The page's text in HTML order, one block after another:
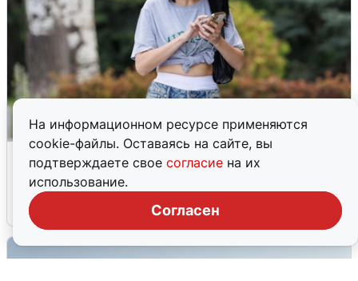
На информационном ресурсе применяются
cookie-файлы. Оставаясь на сайте, вы
подтверждаете свое согласие на их
использование.
Согласен
Волгоградцы остались без
мобильного интернета
6 августа